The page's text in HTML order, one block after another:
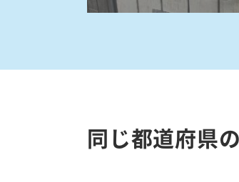
同じ都道府県